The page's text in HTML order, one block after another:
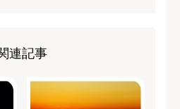
連記事